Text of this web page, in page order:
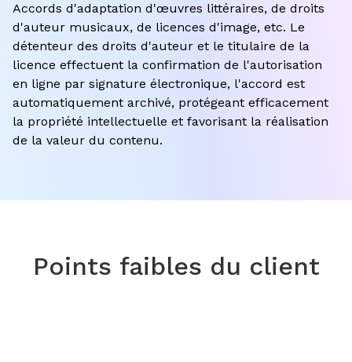
Accords d'adaptation d'œuvres littéraires, de droits
d'auteur musicaux, de licences d'image, etc. Le
détenteur des droits d'auteur et le titulaire de la
licence effectuent la confirmation de l'autorisation
en ligne par signature électronique, l'accord est
automatiquement archivé, protégeant efficacement
la propriété intellectuelle et favorisant la réalisation
de la valeur du contenu.
Points faibles du client